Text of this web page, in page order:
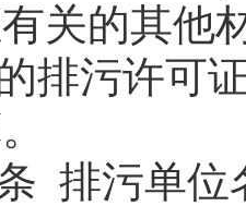
关的其他
排污许可
排污单位